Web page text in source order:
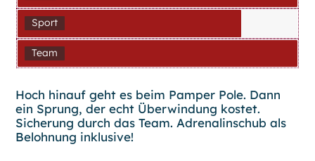
Sport
Team
Hoch hinauf geht es beim Pamper Pole. Dann
ein Sprung, der echt Überwindung kostet.
Sicherung durch das Team. Adrenalinschub als
Belohnung inklusive!